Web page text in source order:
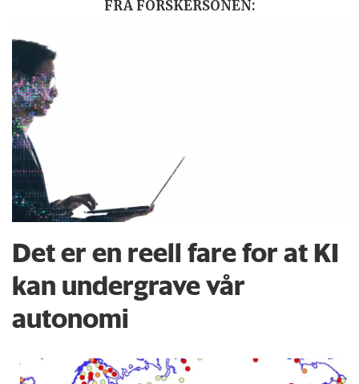
FRA FORSKERSONEN:
Det er en reell fare for at KI
kan undergrave vår
autonomi